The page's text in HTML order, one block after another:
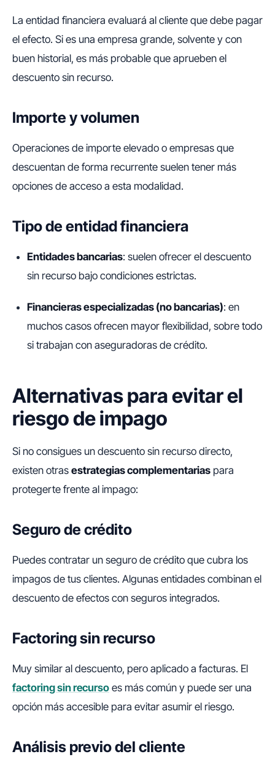
La entidad financiera evaluará al cliente que debe pagar
el efecto. Si es una empresa grande, solvente y con
buen historial, es más probable que aprueben el
descuento sin recurso.
Importe y volumen
Operaciones de importe elevado o empresas que
descuentan de forma recurrente suelen tener más
opciones de acceso a esta modalidad.
Tipo de entidad financiera
Entidades bancarias: suelen ofrecer el descuento
sin recurso bajo condiciones estrictas.
Financieras especializadas (no bancarias): en
muchos casos ofrecen mayor flexibilidad, sobre todo
si trabajan con aseguradoras de crédito.
Alternativas para evitar el
riesgo de impago
Si no consigues un descuento sin recurso directo,
existen otras estrategias complementarias para
protegerte frente al impago:
Seguro de crédito
Puedes contratar un seguro de crédito que cubra los
impagos de tus clientes. Algunas entidades combinan el
descuento de efectos con seguros integrados.
Factoring sin recurso
Muy similar al descuento, pero aplicado a facturas. El
factoring sin recurso es más común y puede ser una
opción más accesible para evitar asumir el riesgo.
Análisis previo del cliente